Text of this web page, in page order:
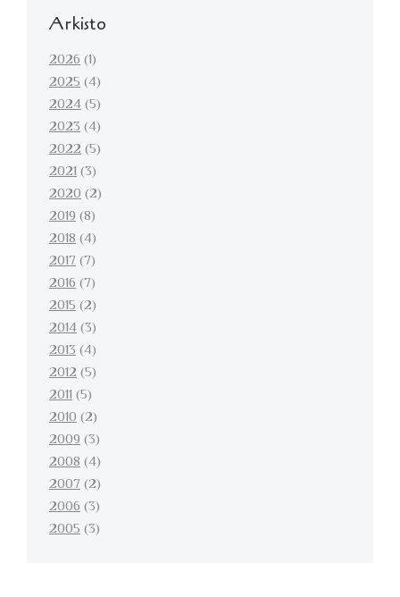
Arkisto
2026(1)
2025(4)
2024(5)
2023(4)
2022(5)
2021(3)
2020(2)
2019(8)
2018(4)
2017(7)
2016(7)
2015(2)
2014(3)
2013(4)
2012(5)
2011(5)
2010(2)
2009(3)
2008(4)
2007(2)
2006(3)
2005(3)